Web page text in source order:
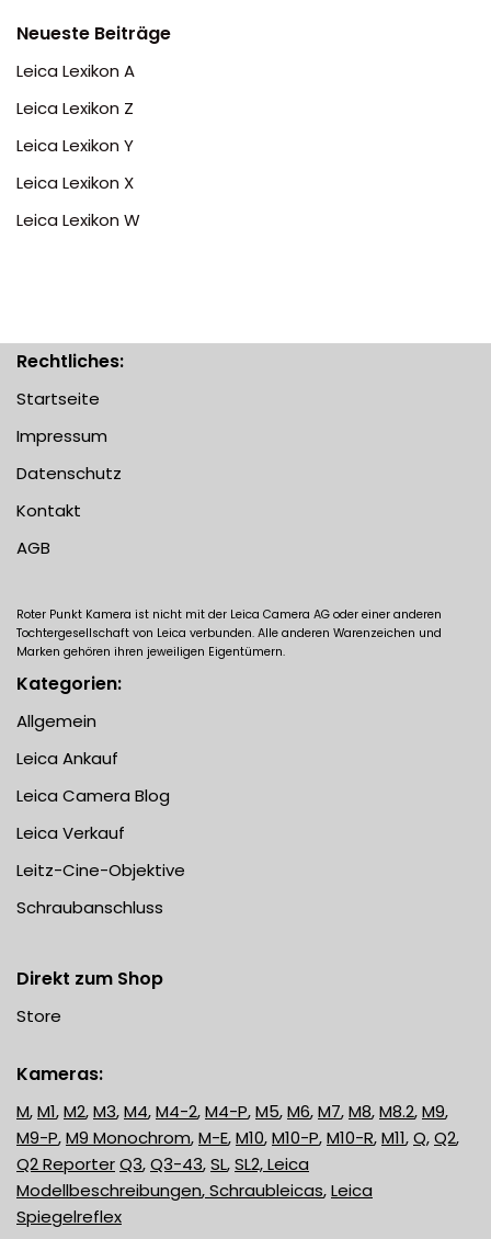
Neueste Beiträge
Leica Lexikon A
Leica Lexikon Z
Leica Lexikon Y
Leica Lexikon X
Leica Lexikon W
Rechtliches:
Startseite
Impressum
Datenschutz
Kontakt
AGB
Roter Punkt Kamera ist nicht mit der Leica Camera AG oder einer anderen
Tochtergesellschaft von Leica verbunden. Alle anderen Warenzeichen und
Marken gehören ihren jeweiligen Eigentümern.
Kategorien:
Allgemein
Leica Ankauf
Leica Camera Blog
Leica Verkauf
Leitz-Cine-Objektive
Schraubanschluss
Direkt zum Shop
Store
Kameras:
M,M1,M2,M3,M4,M4-2,M4-P,M5,M6,M7,M8,M8.2,M9,
M9-P,M9 Monochrom,M-E,M10,M10-P,M10-R,M11,Q,Q2,
Q2 ReporterQ3,Q3-43,SL,SL2,Leica
Modellbeschreibungen,Schraubleicas,Leica
Spiegelreflex